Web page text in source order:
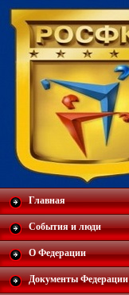
Главная
События и люди
О Федерации
Документы Федерации